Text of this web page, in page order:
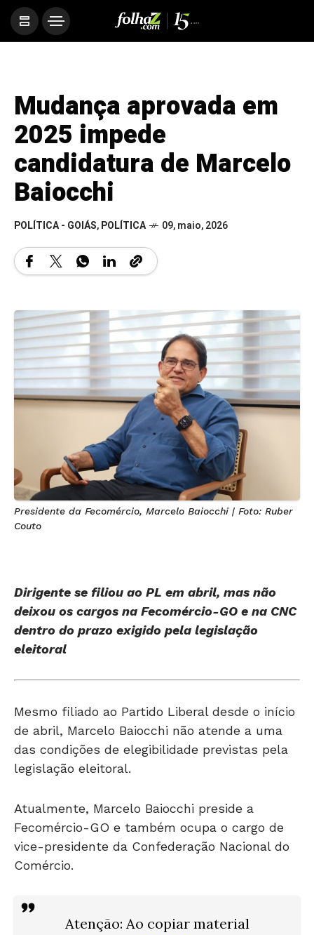
Mudança aprovada em
2025 impede
candidatura de Marcelo
Baiocchi
POLÍTICA - GOIÁS,POLÍTICA 09, maio, 2026
Presidente da Fecomércio, Marcelo Baiocchi | Foto: Ruber
Couto
Dirigente se filiou ao PL em abril, mas não
deixou os cargos na Fecomércio-GO e na CNC
dentro do prazo exigido pela legislação
eleitoral
Mesmo filiado ao Partido Liberaldesde o início
de abril, Marcelo Baiocchi não atende a uma
das condições de elegibilidade previstas pela
legislação eleitoral.
Atualmente, Marcelo Baiocchi preside a
Fecomércio-GO e também ocupa o cargo de
vice-presidente da Confederação Nacional do
Comércio.
Atenção: Ao copiar material